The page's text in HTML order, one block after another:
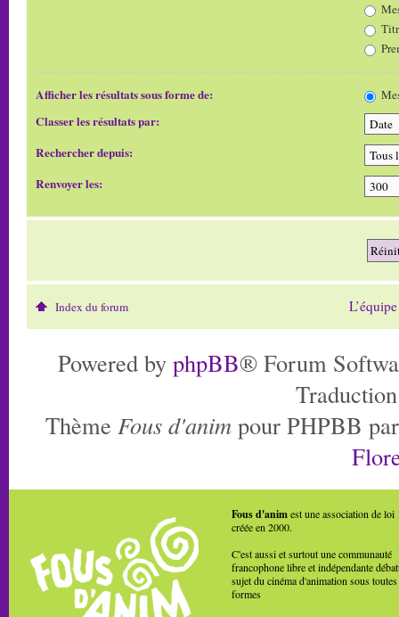
Afficher les résultats sous forme de:
Classer les résultats par:
Rechercher depuis:
Renvoyer les:
Index du forum
Powered by phpBB® Forum
Thème Fous d'anim pour PHPBB
Fous d'animest une association de loi
créée en 2000.
C'est aussi et surtout une communauté
francophone libre et indépendante
sujet du cinéma d'animation sous toutes
formes